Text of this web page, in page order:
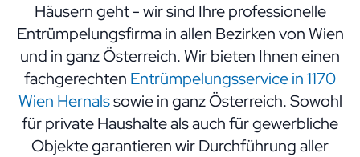
Häusern geht - wir sind Ihre professionelle
Entrümpelungsfirma in allen Bezirken von Wien
und in ganz Österreich. Wir bieten Ihnen einen
fachgerechten Entrümpelungsservice in 1170
Wien Hernalssowie in ganz Österreich. Sowohl
für private Haushalte als auch für gewerbliche
Objekte garantieren wir Durchführung aller